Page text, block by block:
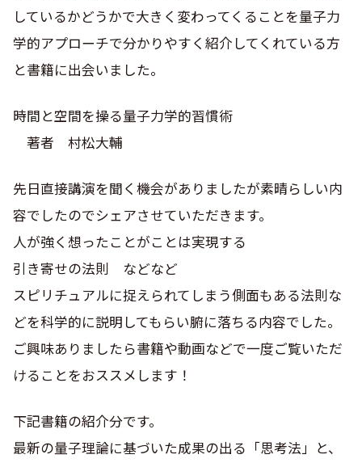
しているかどうかで大きく変わってくることを量子力
学的アプローチで分かりやすく紹介してくれている方
と書籍に出会いました。
時間と空間を操る量子力学的習慣術
著者 村松大輔
先日直接講演を聞く機会がありましたが素晴らしい内
容でしたのでシェアさせていただきます。
人が強く想ったことがことは実現する
引き寄せの法則 などなど
スピリチュアルに捉えられてしまう側面もある法則な
どを科学的に説明してもらい腑に落ちる内容でした。
ご興味ありましたら書籍や動画などで一度ご覧いただ
けることをおススメします！
下記書籍の紹介分です。
最新の量子理論に基づいた成果の出る「思考法」と、